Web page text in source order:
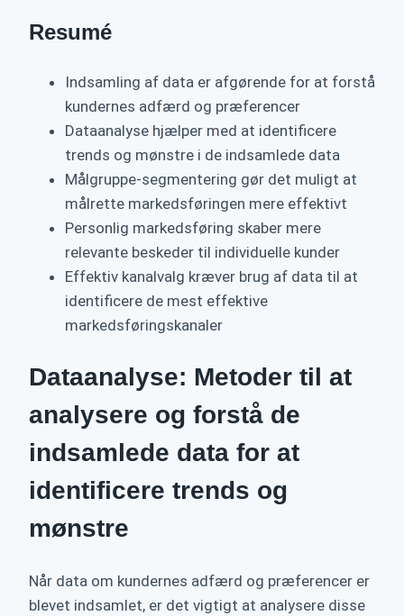
Resumé
Indsamling af data er afgørende for at forstå
kundernes adfærd og præferencer
Dataanalyse hjælper med at identificere
trends og mønstre i de indsamlede data
Målgruppe-segmentering gør det muligt at
målrette markedsføringen mere effektivt
Personlig markedsføring skaber mere
relevante beskeder til individuelle kunder
Effektiv kanalvalg kræver brug af data til at
identificere de mest effektive
markedsføringskanaler
Dataanalyse: Metoder til at
analysere og forstå de
indsamlede data for at
identificere trends og
mønstre
Når data om kundernes adfærd og præferencer er
blevet indsamlet, er det vigtigt at analysere disse